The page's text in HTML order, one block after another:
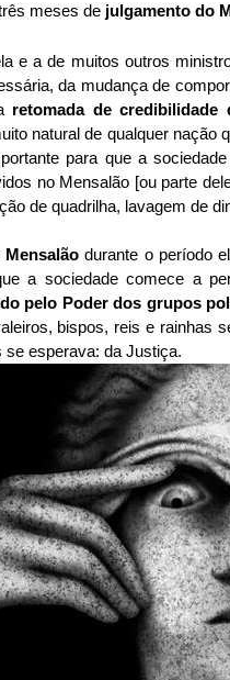
meses de julgamento do
e a de muitos outros
da mudança de
retomada de credibilidade
natural de qualquer
para que a
no Mensalão [ou parte
de quadrilha, lavagem de
durante o período
a sociedade comece a
pelo Poder dos grupos
bispos, reis e rainhas
se esperava: da Justiça.